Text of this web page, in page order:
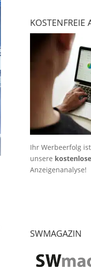
KOSTENFREIE
Ihr Werbeerfolg
unsere kostenlose
Anzeigenanalyse!
SWMAGAZIN